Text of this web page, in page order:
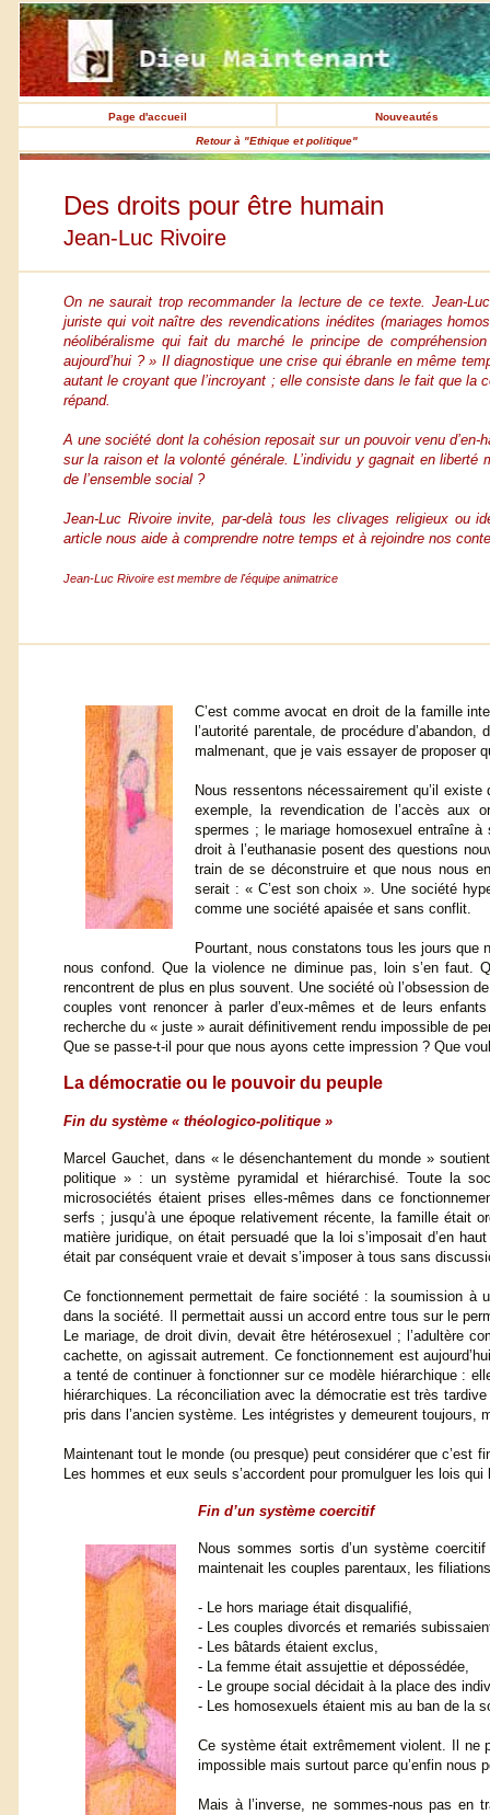
Page d'accueil
Nouveautés
Retour à "Ethique et politique"
Des droits pour être humain
Jean-Luc Rivoire
On ne saurait trop recommander la lecture de ce texte. Jean-
juriste qui voit naître des revendications inédites (mariages
néolibéralisme qui fait du marché le principe de
aujourd’hui ? » Il diagnostique une crise qui ébranle en même
autant le croyant que l’incroyant ; elle consiste dans le fait que
répand.
A une société dont la cohésion reposait sur un pouvoir venu d’en-
sur la raison et la volonté générale. L’individu y gagnait en
de l’ensemble social ?
Jean-Luc Rivoire invite, par-delà tous les clivages religieux ou
article nous aide à comprendre notre temps et à rejoindre nos
Jean-Luc Rivoire est membre de l'équipe animatrice
C’est comme avocat en droit de la famille
l’autorité parentale, de procédure
malmenant, que je vais essayer de proposer
Nous ressentons nécessairement qu’il
exemple, la revendication de l’accès aux
spermes ; le mariage homosexuel entraîne
droit à l’euthanasie posent des questions
train de se déconstruire et que nous nous
serait : « C’est son choix ». Une société
comme une société apaisée et sans conflit.
Pourtant, nous constatons tous les jours que
nous confond. Que la violence ne diminue pas, loin s’en faut.
rencontrent de plus en plus souvent. Une société où l’obsession
couples vont renoncer à parler d’eux-mêmes et de leurs
recherche du « juste » aurait définitivement rendu impossible de
Que se passe-t-il pour que nous ayons cette impression ? Que
La démocratie ou le pouvoir du peuple
Fin du système « théologico-politique »
Marcel Gauchet, dans « le désenchantement du monde »
politique » : un système pyramidal et hiérarchisé. Toute la
microsociétés étaient prises elles-mêmes dans ce
serfs ; jusqu’à une époque relativement récente, la famille était
matière juridique, on était persuadé que la loi s’imposait d’en
était par conséquent vraie et devait s’imposer à tous sans
Ce fonctionnement permettait de faire société : la soumission à
dans la société. Il permettait aussi un accord entre tous sur le
Le mariage, de droit divin, devait être hétérosexuel ; l’adultère
cachette, on agissait autrement. Ce fonctionnement est
a tenté de continuer à fonctionner sur ce modèle hiérarchique :
hiérarchiques. La réconciliation avec la démocratie est très
pris dans l’ancien système. Les intégristes y demeurent toujours,
Maintenant tout le monde (ou presque) peut considérer que c’est
Les hommes et eux seuls s’accordent pour promulguer les lois
Fin d’un système coercitif
Nous sommes sortis d’un système
maintenait les couples parentaux, les
- Le hors mariage était disqualifié,
- Les couples divorcés et remariés
- Les bâtards étaient exclus,
- La femme était assujettie et dépossédée,
- Le groupe social décidait à la place des
- Les homosexuels étaient mis au ban de la
Ce système était extrêmement violent. Il ne
impossible mais surtout parce qu’enfin nous
Mais à l’inverse, ne sommes-nous pas en